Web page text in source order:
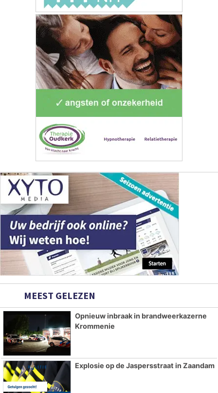
MEEST GELEZEN
Opnieuw inbraak in brandweerkazerne
Krommenie
Explosie op de Jaspersstraat in Zaandam